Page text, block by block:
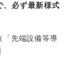
、必ず最新様式
「先端設備等導